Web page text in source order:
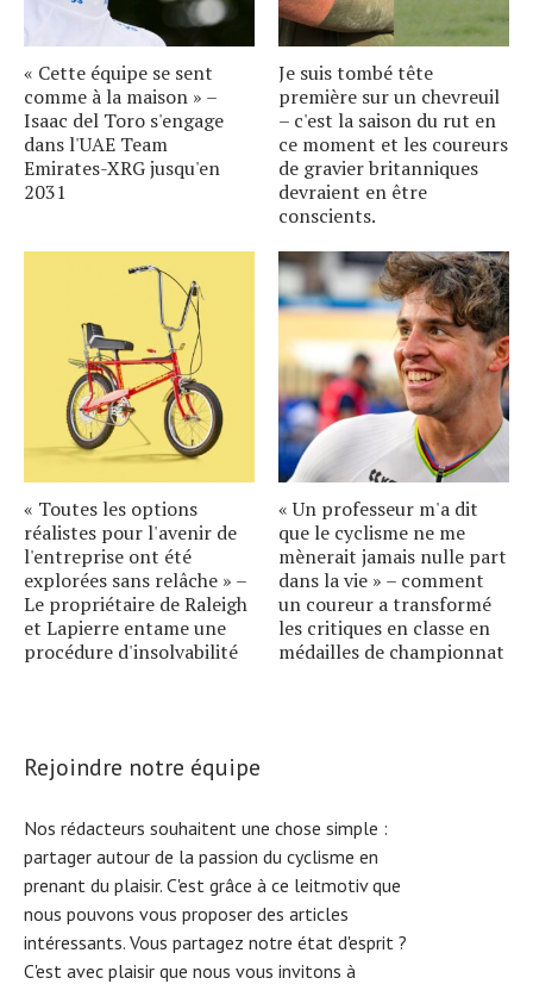
« Cette équipe se sent
comme à la maison » –
Isaac del Toro s'engage
dans l'UAE Team
Emirates-XRG jusqu'en
2031
Je suis tombé tête
première sur un chevreuil
– c'est la saison du rut en
ce moment et les coureurs
de gravier britanniques
devraient en être
conscients.
« Toutes les options
réalistes pour l'avenir de
l'entreprise ont été
explorées sans relâche » –
Le propriétaire de Raleigh
et Lapierre entame une
procédure d'insolvabilité
« Un professeur m'a dit
que le cyclisme ne me
mènerait jamais nulle part
dans la vie » – comment
un coureur a transformé
les critiques en classe en
médailles de championnat
Rejoindre notre équipe
Nos rédacteurs souhaitent une chose simple :
partager autour de la passion du cyclisme en
prenant du plaisir. C'est grâce à ce leitmotiv que
nous pouvons vous proposer des articles
intéressants. Vous partagez notre état d'esprit ?
C'est avec plaisir que nous vous invitons à